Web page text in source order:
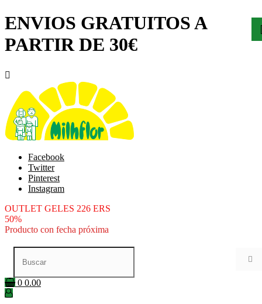
ENVIOS GRATUITOS A
PARTIR DE 30€

Facebook
Twitter
Pinterest
Instagram
OUTLET GELES 226 ERS
50%
Producto con fecha próxima

0 0.00